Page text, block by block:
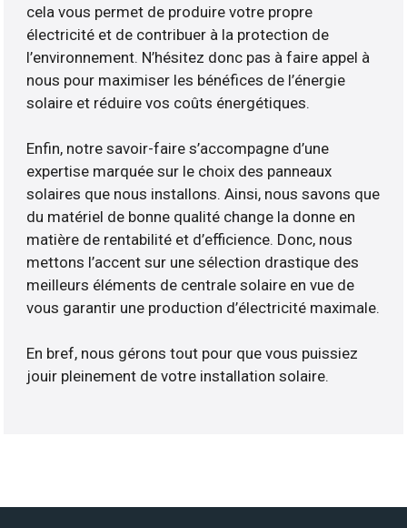
cela vous permet de produire votre propre
électricité et de contribuer à la protection de
l’environnement. N’hésitez donc pas à faire appel à
nous pour maximiser les bénéfices de l’énergie
solaire et réduire vos coûts énergétiques.
Enfin, notre savoir-faire s’accompagne d’une
expertise marquée sur le choix des panneaux
solaires que nous installons. Ainsi, nous savons que
du matériel de bonne qualité change la donne en
matière de rentabilité et d’efficience. Donc, nous
mettons l’accent sur une sélection drastique des
meilleurs éléments de centrale solaire en vue de
vous garantir une production d’électricité maximale.
En bref, nous gérons tout pour que vous puissiez
jouir pleinement de votre installation solaire.